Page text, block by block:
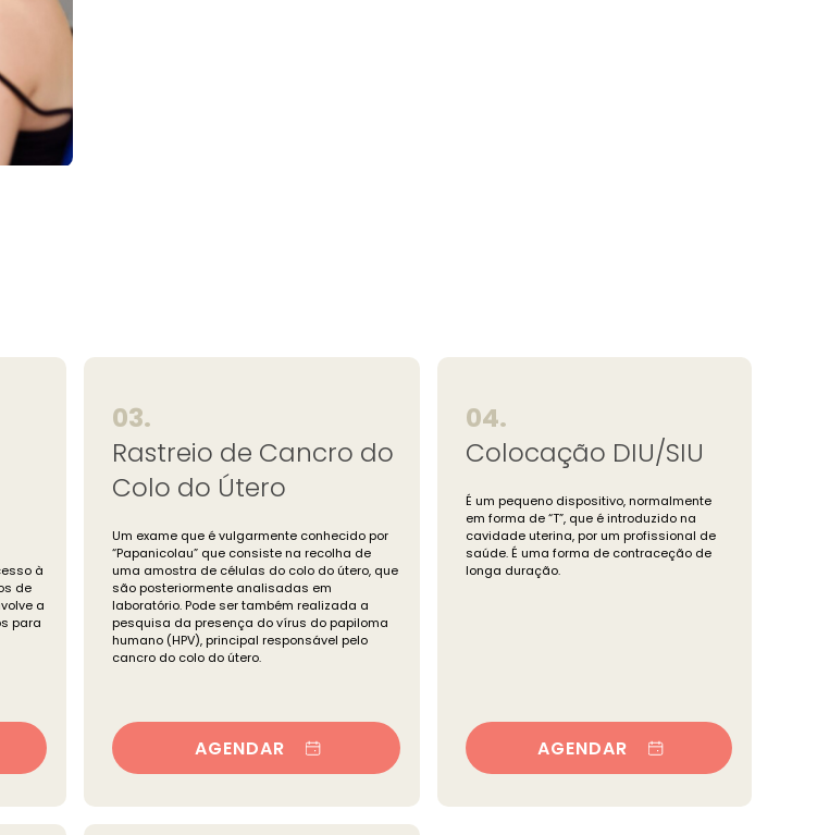
à
de
a
para
03.
Rastreio de Cancro do
Colo do Útero
Um exame que é vulgarmente conhecido por
“Papanicolau” que consiste na recolha de
uma amostra de células do colo do útero, que
são posteriormente analisadas em
laboratório. Pode ser também realizada a
pesquisa da presença do vírus do papiloma
humano (HPV), principal responsável pelo
cancro do colo do útero.
AGENDAR
04.
Colocação DIU/SIU
É um pequeno dispositivo, normalmente
em forma de “T”, que é introduzido na
cavidade uterina, por um profissional de
saúde. É uma forma de contraceção de
longa duração.
AGENDAR